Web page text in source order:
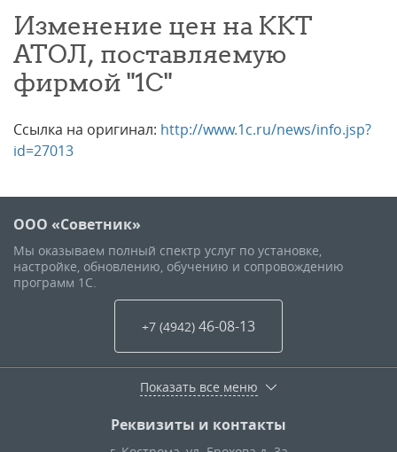
Изменение цен на ККТ
АТОЛ, поставляемую
фирмой "1С"
Ссылка на оригинал: http://www.1c.ru/news/info.jsp?
id=27013
ООО «Советник»
Мы оказываем полный спектр услуг по установке,
настройке, обновлению, обучению и сопровождению
программ 1С.
+7 (4942) 46-08-13
Показать все меню
Реквизиты и контакты